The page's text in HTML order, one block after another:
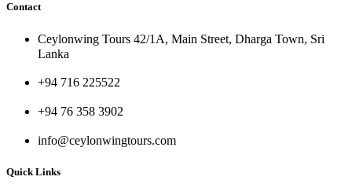
Contact
Ceylonwing Tours 42/1A, Main Street, Dharga Town, Sri
Lanka
+94 716 225522
+94 76 358 3902
info@ceylonwingtours.com
Quick Links